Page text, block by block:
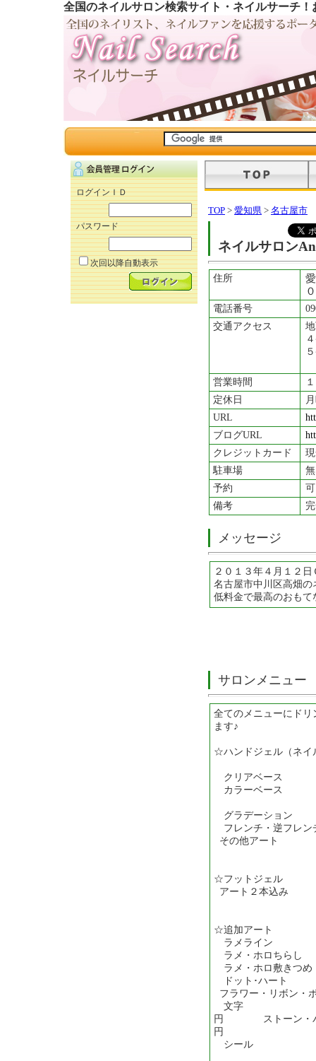
全国のネイルサロン検索サイト・ネイルサーチ
ログインＩＤ
パスワード
次回以降自動表示
TOP > 愛知県 > 名古屋市
ネイルサロン
住所
電話番号
交通アクセス
営業時間
定休日
URL
ブログURL
クレジットカード
駐車場
無
予約
可
備考
メッセージ
２０１３年４月１２
名古屋市中川区高畑
低料金で最高のおもて
サロンメニュー
全てのメニューにド
ます♪
☆ハンドジェル（ネイ
クリアベー
カラーベー
グラデーシ
フレンチ・逆フ
その他アー
☆フットジェル
アート２本込
☆追加アート
ラメライ
ラメ・ホロ
ラメ・ホロ敷
ドット･ハ
フラワー・リボ
文字
円 ストーン・
円
シー